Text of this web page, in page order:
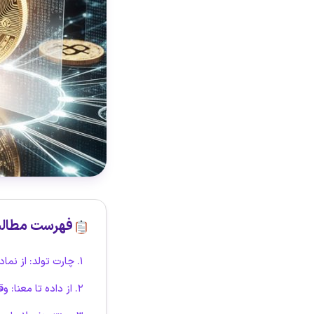
فهرست
۱. چارت تولد: از نماد تا ساختار تصمیم
۲. از داده تا معنا: وقتی الگوریتم رفتار را می‌بیند